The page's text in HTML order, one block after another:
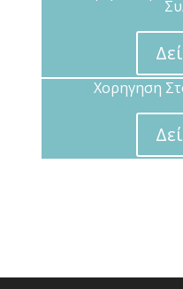
Χορηγηση